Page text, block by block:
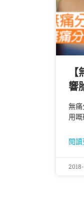
響
無痛
用嘅
閱